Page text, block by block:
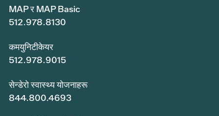
MAP र MAP Basic
512.978.8130
कमयुनिटीकेयर
512.978.9015
सेन्डेरो स्वास्थ्य योजनाहरू
844.800.4693